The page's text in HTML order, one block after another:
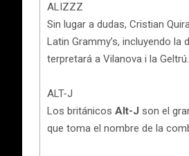
ALIZZZ
Sin lugar a dudas, Cristian
Latin Grammy’s, incluyendo la
terpretará a Vilanova i la Geltrú.
ALT-J
Los británicos Alt-J son el
que toma el nombre de la